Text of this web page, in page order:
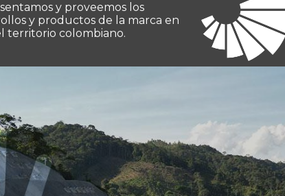
y proveemos los
y productos de la marca en
territorio colombiano.